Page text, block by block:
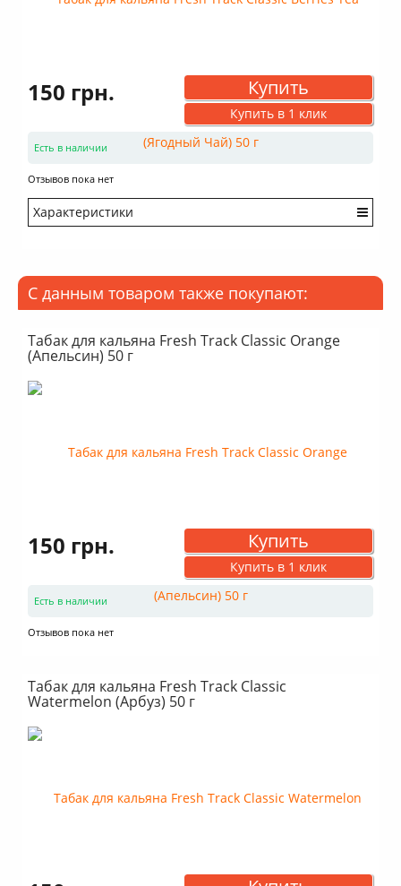
150 грн. Купить
Купить в 1 клик
Есть в наличии
Отзывов пока нет
Характеристики
Аромат: Чайный
Аромат: Свежий
Аромат: Сладкий
Аромат: Терпкий
С данным товаром также покупают:
Табак для кальяна Fresh Track Classic Orange
(Апельсин) 50 г
150 грн. Купить
Купить в 1 клик
Есть в наличии
Отзывов пока нет
Табак для кальяна Fresh Track Classic
Watermelon (Арбуз) 50 г